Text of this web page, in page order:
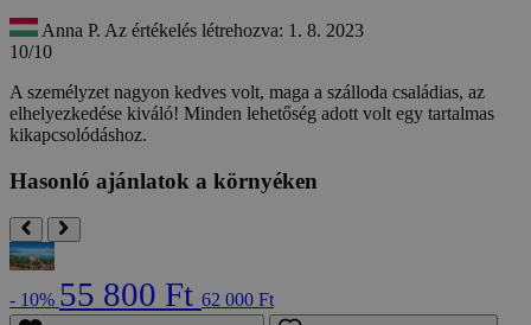
Anna P. Az értékelés létrehozva: 1. 8. 2023
10/10
A személyzet nagyon kedves volt, maga a szálloda családias, az
elhelyezkedése kiváló! Minden lehetőség adott volt egy tartalmas
kikapcsolódáshoz.
Hasonló ajánlatok a környéken
- 10% 55 800 Ft 62 000 Ft